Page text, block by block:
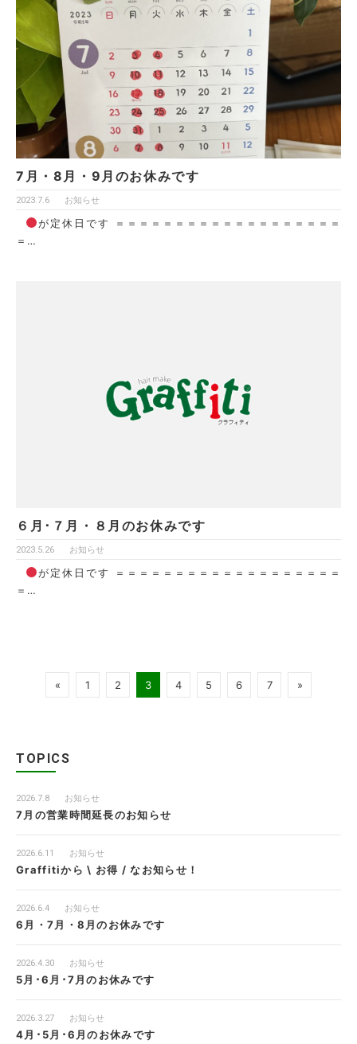
7月・8月・9月のお休みです
2023.7.6 お知らせ
が定休日です ＝＝＝＝＝＝＝＝＝＝＝＝＝＝＝＝＝＝＝
＝…
６月･７月・８月のお休みです
2023.5.26 お知らせ
が定休日です ＝＝＝＝＝＝＝＝＝＝＝＝＝＝＝＝＝＝＝
＝…
« 1 2 3 4 5 6 7 »
TOPICS
2026.7.8 お知らせ
7月の営業時間延長のお知らせ
2026.6.11 お知らせ
Graffitiから \ お得 / なお知らせ！
2026.6.4 お知らせ
6月・7月・8月のお休みです
2026.4.30 お知らせ
5月･6月･7月のお休みです
2026.3.27 お知らせ
4月･5月･6月のお休みです